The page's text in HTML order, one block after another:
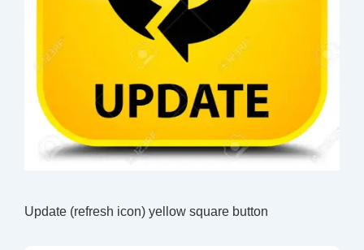
Update (refresh icon) yellow square button